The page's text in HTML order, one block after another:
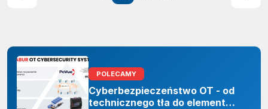
POLECAMY
Cyberbezpieczeństwo OT - od
technicznego tła do elementu